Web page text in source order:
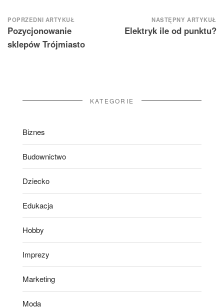
Nawigacja
wpisu
POPRZEDNI ARTYKUŁ
Pozycjonowanie
sklepów Trójmiasto
NASTĘPNY ARTYKUŁ
Elektryk ile od punktu?
KATEGORIE
Biznes
Budownictwo
Dziecko
Edukacja
Hobby
Imprezy
Marketing
Moda